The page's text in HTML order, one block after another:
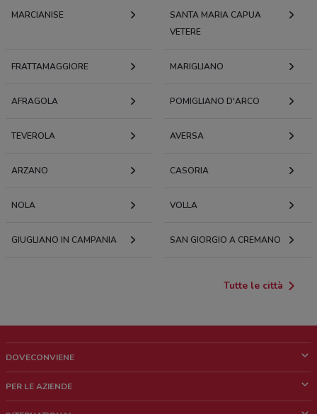
MARCIANISE
SANTA MARIA CAPUA
VETERE
FRATTAMAGGIORE MARIGLIANO
AFRAGOLA POMIGLIANO D'ARCO
TEVEROLA AVERSA
ARZANO CASORIA
NOLA VOLLA
GIUGLIANO IN CAMPANIA SAN GIORGIO A CREMANO
Tutte le città
DOVECONVIENE
Chi siamo
PER LE AZIENDE